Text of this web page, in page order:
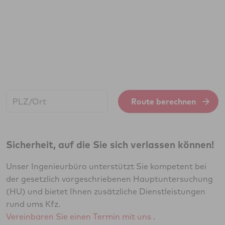
Route berechnen
Sicherheit, auf die Sie sich verlassen können!
Unser Ingenieurbüro unterstützt Sie kompetent bei
der gesetzlich vorgeschriebenen Hauptuntersuchung
(HU) und bietet Ihnen zusätzliche Dienstleistungen
rund ums Kfz.
Vereinbaren Sie einen Termin mit uns .